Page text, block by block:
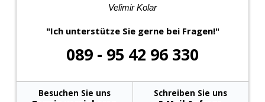
Velimir Kolar
"Ich unterstütze Sie gerne bei Fragen!"
089 - 95 42 96 330
Besuchen Sie uns
Schreiben Sie uns